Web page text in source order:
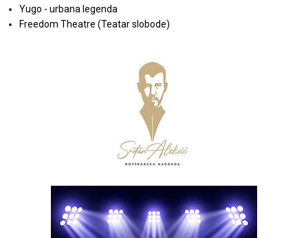
Yugo - urbana legenda
Freedom Theatre (Teatar slobode)